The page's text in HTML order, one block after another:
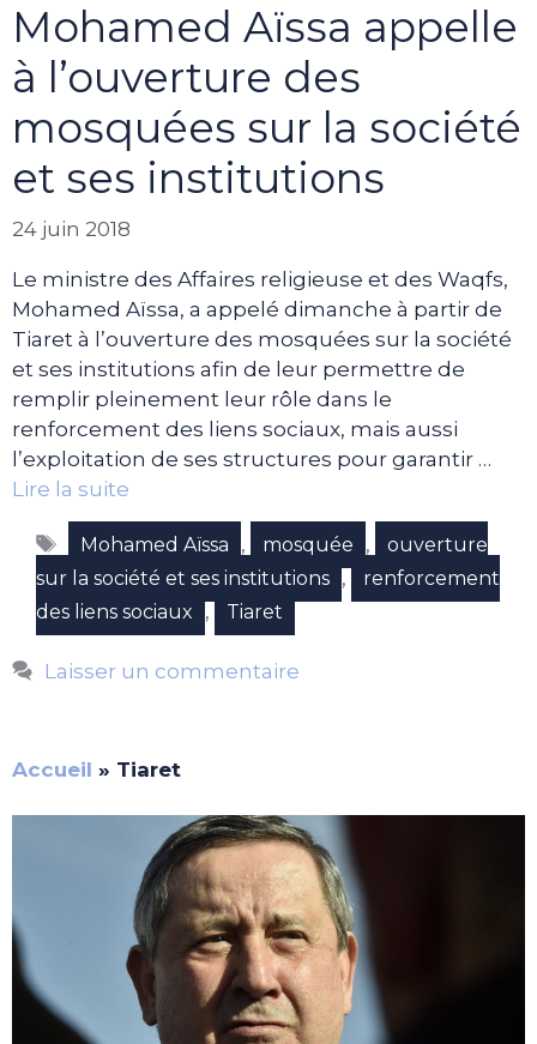
Mohamed Aïssa appelle
à l’ouverture des
mosquées sur la société
et ses institutions
24 juin 2018
Le ministre des Affaires religieuse et des Waqfs,
Mohamed Aïssa, a appelé dimanche à partir de
Tiaret à l’ouverture des mosquées sur la société
et ses institutions afin de leur permettre de
remplir pleinement leur rôle dans le
renforcement des liens sociaux, mais aussi
l’exploitation de ses structures pour garantir …
Lire la suite
Étiquettes
Mohamed Aïssa , mosquée ,
ouverture
sur la société et ses institutions ,
renforcement
des liens sociaux
, Tiaret
Laisser un commentaire
Accueil » Tiaret